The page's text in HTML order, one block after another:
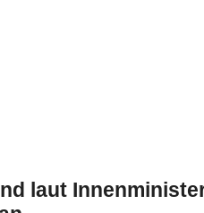
laut